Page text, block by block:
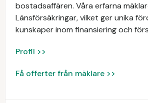
bostadsaffären. Våra erfarna
Länsförsäkringar, vilket ger unika
kunskaper inom finansiering och
Profil >>
Få offerter från mäklare >>